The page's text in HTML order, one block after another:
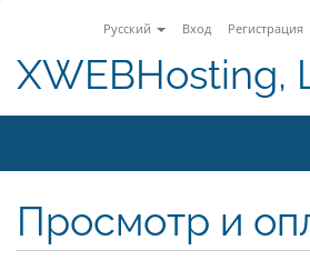
Русский Вход Регистрация
XWEBHosting,
Просмотр и